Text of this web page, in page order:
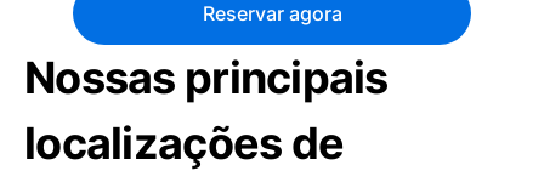
Reservar agora
Nossas principais
localizações de